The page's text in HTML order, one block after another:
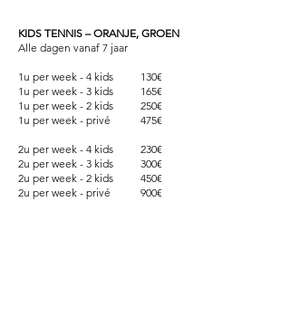
KIDS TENNIS – ORANJE, GROEN
Alle dagen vanaf 7 jaar
1u per week - 4 kids 130€
1u per week - 3 kids 165€
1u per week - 2 kids 250€
1u per week - privé 475€
2u per week - 4 kids 230€
2u per week - 3 kids 300€
2u per week - 2 kids 450€
2u per week - privé 900€